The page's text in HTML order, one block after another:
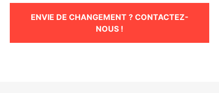
ENVIE DE CHANGEMENT ? CONTACTEZ-
NOUS !